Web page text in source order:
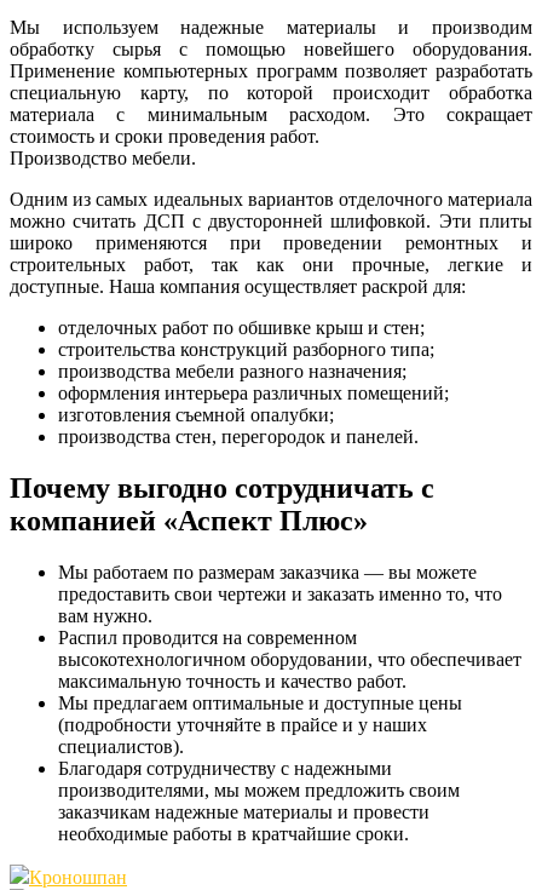
Мы используем надежные материалы и производим
обработку сырья с помощью новейшего оборудования.
Применение компьютерных программ позволяет разработать
специальную карту, по которой происходит обработка
материала с минимальным расходом. Это сокращает
стоимость и сроки проведения работ.
Производство мебели.
Одним из самых идеальных вариантов отделочного материала
можно считать ДСП с двусторонней шлифовкой. Эти плиты
широко применяются при проведении ремонтных и
строительных работ, так как они прочные, легкие и
доступные. Наша компания осуществляет раскрой для:
отделочных работ по обшивке крыш и стен;
строительства конструкций разборного типа;
производства мебели разного назначения;
оформления интерьера различных помещений;
изготовления съемной опалубки;
производства стен, перегородок и панелей.
Почему выгодно сотрудничать с
компанией «Аспект Плюс»
Мы работаем по размерам заказчика — вы можете
предоставить свои чертежи и заказать именно то, что
вам нужно.
Распил проводится на современном
высокотехнологичном оборудовании, что обеспечивает
максимальную точность и качество работ.
Мы предлагаем оптимальные и доступные цены
(подробности уточняйте в прайсе и у наших
специалистов).
Благодаря сотрудничеству с надежными
производителями, мы можем предложить своим
заказчикам надежные материалы и провести
необходимые работы в кратчайшие сроки.
Кроношпан